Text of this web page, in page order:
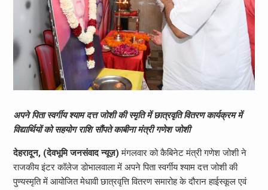
अपने पिता स्वर्गीय श्याम दत्त जोशी की स्मृति में छात्रवृति वितरण कार्यक्रम में
विद्यार्थियों को सहयोग राशि सौंपते काबीना मंत्री गणेश जोशी
देहरादून, (देवभूमि जनसंवाद न्यूज़) मंगलवार को कैबिनेट मंत्री गणेश जोशी ने
राजकीय इंटर कॉलेज डोभालवाला में अपने पिता स्वर्गीय श्याम दत्त जोशी की
पुण्यस्मृति में आयोजित मेधावी छात्रवृत्ति वितरण समारोह के दौरान हाईस्कूल एवं